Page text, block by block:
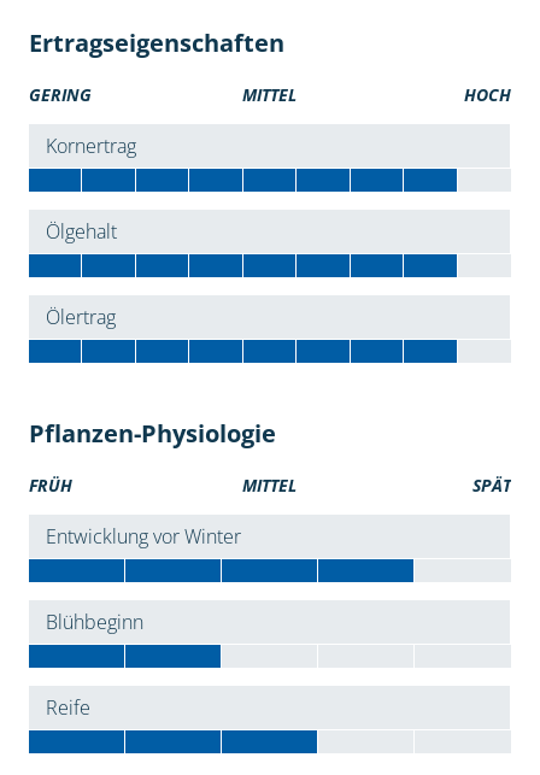
Ertragseigenschaften
GERING MITTEL HOCH
Kornertrag
Ölgehalt
Ölertrag
Pflanzen-Physiologie
FRÜH MITTEL SPÄT
Entwicklung vor Winter
Blühbeginn
Reife